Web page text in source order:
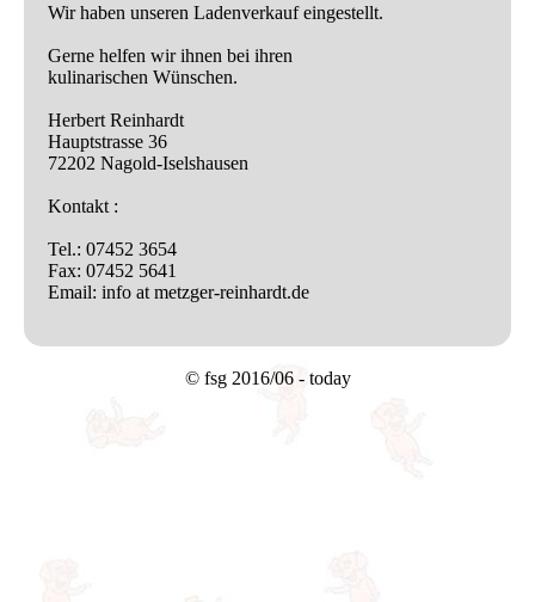
Wir haben unseren Ladenverkauf eingestellt.
Gerne helfen wir ihnen bei ihren
kulinarischen Wünschen.
Herbert Reinhardt
Hauptstrasse 36
72202 Nagold-Iselshausen
Kontakt :
Tel.: 07452 3654
Fax: 07452 5641
Email: info at metzger-reinhardt.de
© fsg 2016/06 - today